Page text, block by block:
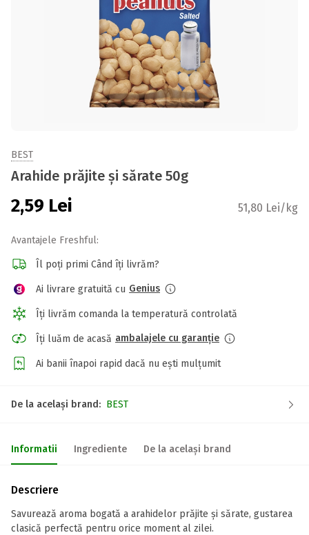
BEST
Arahide prăjite și sărate 50g
2,59 Lei 51,80 Lei/kg
Avantajele Freshful:
Îl poți primi Când îți livrăm?
Ai livrare gratuită cu Genius
Îți livrăm comanda la temperatură controlată
Îți luăm de acasă ambalajele cu garanție
Ai banii înapoi rapid dacă nu ești mulțumit
De la același brand: BEST
Informatii Ingrediente De la același brand
Descriere
Savurează aroma bogată a arahidelor prăjite și sărate, gustarea
clasică perfectă pentru orice moment al zilei.